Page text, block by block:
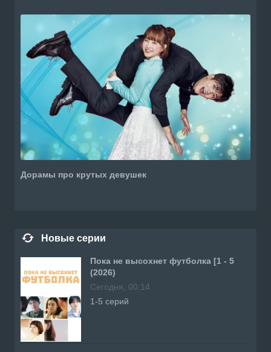
Дорамы про крутых девушек
Новые серии
Пока не высохнет футболка [1 - 5
(2026)
Сегодня, 00:14
1-5 серий